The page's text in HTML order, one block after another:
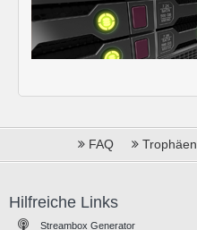
FAQ Trophäen
Hilfreiche Links
Streambox Generator